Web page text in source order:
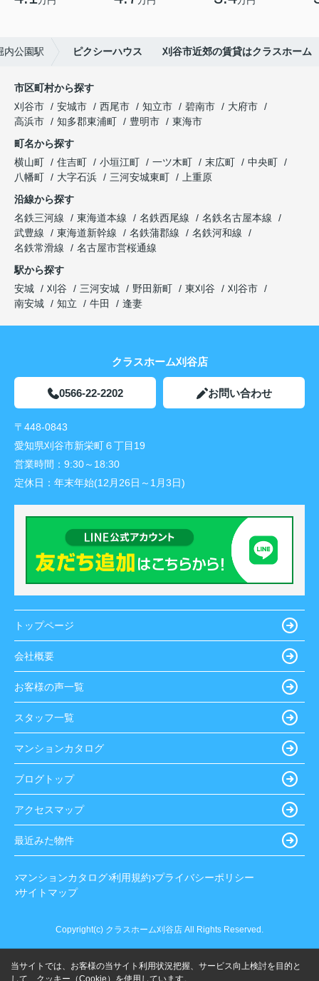
内公園駅 ピクシーハウス 刈谷市近郊の賃貸はクラスホーム
市区町村から探す
刈谷市
安城市 西尾市 知立市 碧南市
大府市
高浜市
知多郡東浦町 豊明市
東海市
町名から探す
横山町
住吉町 小垣江町 一ツ木町 末広町
中央町
八幡町
大字石浜 三河安城東町
上重原
沿線から探す
名鉄三河線
東海道本線 名鉄西尾線
名鉄名古屋本線
武豊線
東海道新幹線 名鉄蒲郡線
名鉄河和線
名鉄常滑線
名古屋市営桜通線
駅から探す
安城
刈谷 三河安城 野田新町 東刈谷
刈谷市
南安城
知立 牛田 逢妻
クラスホーム刈谷店
0566-22-2202 お問い合わせ
〒448-0843
愛知県刈谷市新栄町６丁目19
営業時間： 9:30～18:30
定休日： 年末年始(12月26日～1月3日)
トップページ
会社概要
お客様の声一覧
スタッフ一覧
マンションカタログ
ブログトップ
アクセスマップ
最近みた物件
マンションカタログ 利用規約 プライバシーポリシー
サイトマップ
Copyright(c) クラスホーム刈谷店 All Rights Reserved.
当サイトでは、お客様の当サイト利用状況把握、サービス向上検討を目的と
して、クッキー（Cookie）を使用しています。